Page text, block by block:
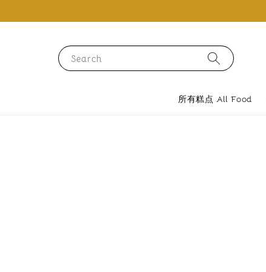
Search
所有糕点 All Food